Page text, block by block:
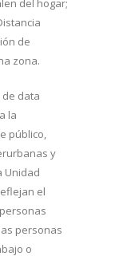
del hogar;
de
zona.
data
la
público,
y
Unidad
el
personas
o